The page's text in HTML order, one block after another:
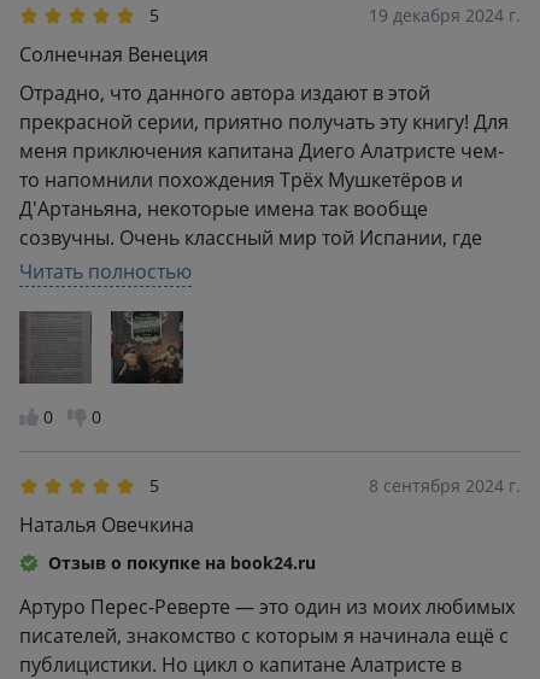
динамики, но большой плюс, что произведения не
затянуты и они не становятся скучными.
5 19 декабря 2024 г.
Солнечная Венеция
Отрадно, что данного автора издают в этой
прекрасной серии, приятно получать эту книгу! Для
меня приключения капитана Диего Алатристе чем-
то напомнили похождения Трёх Мушкетёров и
Д'Артаньяна, некоторые имена так вообще
созвучны. Очень классный мир той Испании, где
мелкие детали, описания быта создают
неповторимую атмосферу авантюризма и мужских
побед
Читать полностью
0 0
5 8 сентября 2024 г.
Наталья Овечкина
Отзыв о покупке на book24.ru
Артуро Перес-Реверте — это один из моих любимых
писателей, знакомство с которым я начинала ещё с
публицистики. Но цикл о капитане Алатристе в